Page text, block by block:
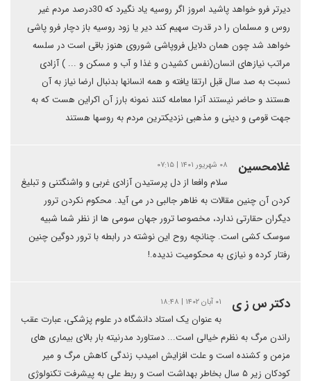
دیرتر فرو خواهد پاشید امروز اگر روسیه یاد نگیرد که 30درصد مردم غیر
روس و مسلمان را در قدرت سهیم کند دیر یا زود روسیه باز دچار فرو پاشی
خواهد شد چون همان دلایل فروپاشی شوروی هنوز باقی است در سلسه
مراتب نیازهای انسان(نفس کشیدن و غذا و آب و مسکن و ... ) آزادی
نسبت به صد سال قبل ارتقا یافته و همه انسانها بدنبال ارضا نیاز به آن
هستند و حاضر نیستند آنرا معامله کنند نمونه بارز آن اکراین هست که به
جهت قومی و دینی و مذهبی نزدیکترین مردم به روسها هستند
غلامحسین ۰۸ شهریور ۱۴۰۱ | ۰۷:۱۵
سلام وافعا از دل پرستیدن آزادی غربی و واشنگتنی و تبلیغ
کردن آن چنین مقالات به ظاهر جالبی در می آید. محکوم نکردن ترور
دیگران حقارتی ندارد، مخصوصا ترور جهان سومی ها از نظر شما شبیه
سوسک کشی است. چنانچه روح این نوشته در رابطه با ترور دوگین چنین
رفتار کرده و نیازی به محکومیت ندیده.!
دکتر س ز ی ۰۱ آبان ۱۴۰۲ | ۱۸:۴۸
به عنوان یک استاد دانشگاه در علوم پزشکی، عبارت عقب
راندن مرگ به نظرم خیالی است... دستاورد مدرنیته بار بالای بیماری های
مزمن و کشنده است و علت افزایش امیدب زندگی کاهش مرگ و میر
کودکان زیر ۵ سال بخاطر بهداشت است و ربط علی به پیشرفت تکنولوژی